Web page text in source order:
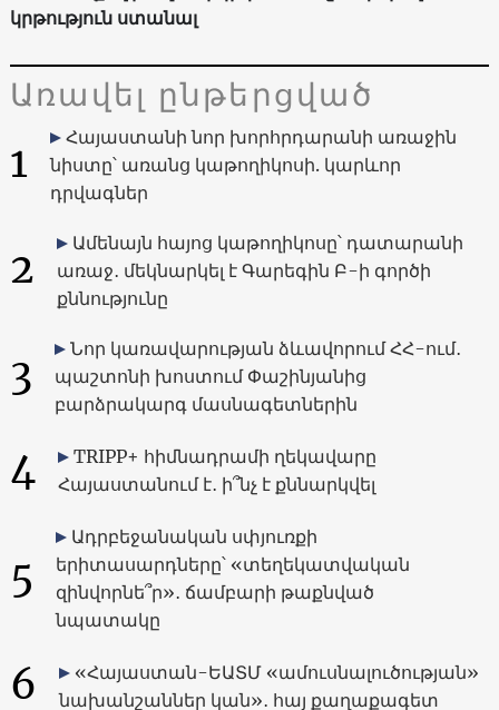
կրթություն ստանալ
Առավել ընթերցված
1
Հայաստանի նոր խորհրդարանի առաջին
նիստը՝ առանց կաթողիկոսի. կարևոր
դրվագներ
2
Ամենայն հայոց կաթողիկոսը՝ դատարանի
առաջ․ մեկնարկել է Գարեգին Բ-ի գործի
քննությունը
3
Նոր կառավարության ձևավորում ՀՀ-ում․
պաշտոնի խոստում Փաշինյանից
բարձրակարգ մասնագետներին
4
TRIPP+ հիմնադրամի ղեկավարը
Հայաստանում է․ ի՞նչ է քննարկվել
5
Ադրբեջանական սփյուռքի
երիտասարդները՝ «տեղեկատվական
զինվորնե՞ր»․ ճամբարի թաքնված
նպատակը
6
«Հայաստան-ԵԱՏՄ «ամուսնալուծության»
նախանշաններ կան»․ հայ քաղաքագետ